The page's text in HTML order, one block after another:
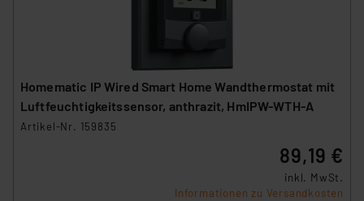
Homematic IP Wired Smart Home Wandthermostat mit
Luftfeuchtigkeitssensor, anthrazit, HmIPW-WTH-A
Artikel-Nr. 159835
89,19 €
inkl. MwSt.
Informationen zu Versandkosten